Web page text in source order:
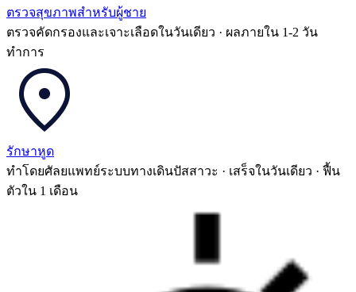
ตรวจสุขภาพสำหรับผู้ชาย
ตรวจคัดกรองและเจาะเลือดในวันเดียว · ผลภายใน 1-2 วัน
ทำการ
รักษาหูด
ทำโดยศัลยแพทย์ระบบทางเดินปัสสาวะ · เสร็จในวันเดียว · ฟื้น
ตัวใน 1 เดือน